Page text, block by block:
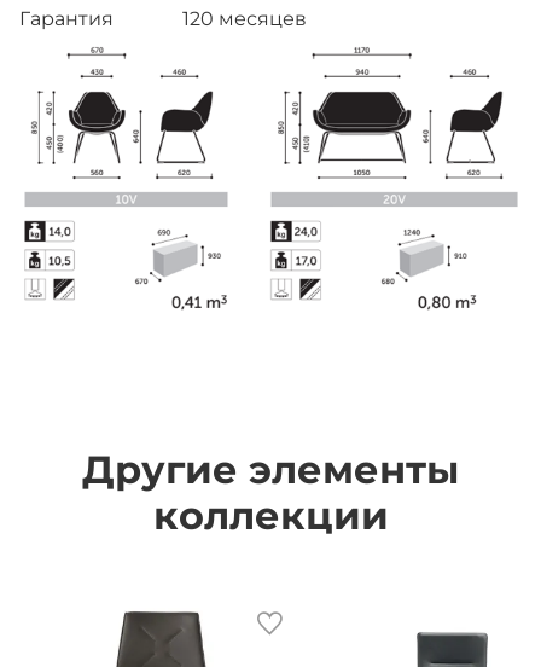
Гарантия
120 месяцев
Другие элементы
коллекции